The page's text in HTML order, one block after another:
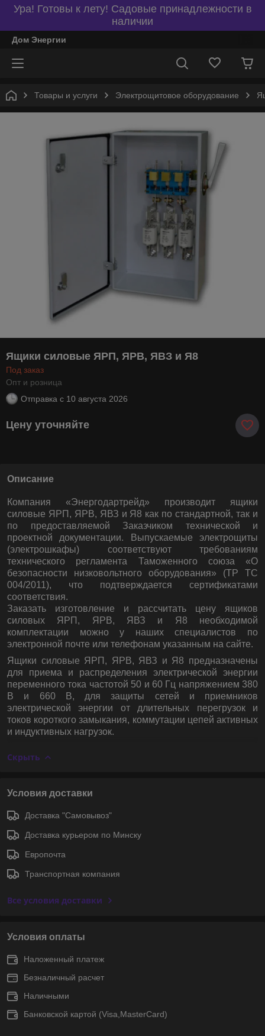
Ура! Готовы к лету! Садовые принадлежности в
наличии
Дом Энергии
Товары и услуги Электрощитовое оборудование
Ящики силовые ЯРП, ЯРВ, ЯВЗ и Я8
Под заказ
Опт и розница
Отправка с 10 августа 2026
Цену уточняйте
Описание
Компания «Энергодартрейд» производит ящики
силовые ЯРП, ЯРВ, ЯВЗ и Я8 как по стандартной, так и
по предоставляемой Заказчиком технической и
проектной документации. Выпускаемые электрощиты
(электрошкафы) соответствуют требованиям
технического регламента Таможенного союза «О
безопасности низковольтного оборудования» (ТР ТС
004/2011), что подтверждается сертификатами
соответствия.
Заказать изготовление и рассчитать цену ящиков
силовых ЯРП, ЯРВ, ЯВЗ и Я8 необходимой
комплектации можно у наших специалистов по
электронной почте или телефонам указанным на сайте.
Ящики силовые ЯРП, ЯРВ, ЯВЗ и Я8 предназначены
для приема и распределения электрической энергии
переменного тока частотой 50 и 60 Гц напряжением 380
В и 660 В, для защиты сетей и приемников
электрической энергии от длительных перегрузок и
токов короткого замыкания, коммутации цепей активных
и индуктивных нагрузок.
Скрыть
Условия доставки
Доставка "Самовывоз"
Доставка курьером по Минску
Европочта
Транспортная компания
Все условия доставки
Условия оплаты
Наложенный платеж
Безналичный расчет
Наличными
Банковской картой (Visa,MasterCard)